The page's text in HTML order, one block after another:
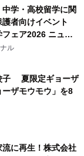
学・高校留学に関
者向けイベント
フェア2026 ニュー
トラリア」を
ル
子 夏限定ギョーザ
ザモウモウ」を8
に再生！株式会社